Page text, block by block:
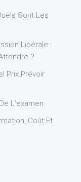
Sont Les
Libérale :
?
Prix Prévoir
L’examen
Coût Et